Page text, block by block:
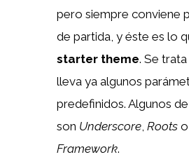
pero siempre conviene
de partida, y éste es lo
starter theme. Se
lleva ya algunos
predefinidos. Algunos
son Underscore, Roots o
Framework.